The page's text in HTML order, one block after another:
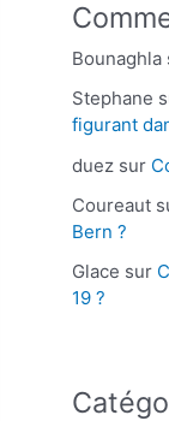
Bounaghla
Stephane
figurant
duez sur
Coureaut
Bern ?
Glace sur
19 ?